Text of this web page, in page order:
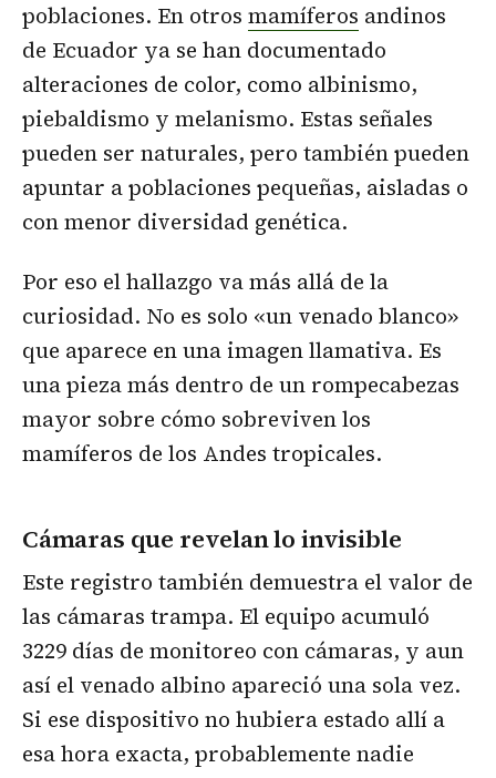
poblaciones. En otros mamíferos andinos
de Ecuador ya se han documentado
alteraciones de color, como albinismo,
piebaldismo y melanismo. Estas señales
pueden ser naturales, pero también pueden
apuntar a poblaciones pequeñas, aisladas o
con menor diversidad genética.
Por eso el hallazgo va más allá de la
curiosidad. No es solo «un venado blanco»
que aparece en una imagen llamativa. Es
una pieza más dentro de un rompecabezas
mayor sobre cómo sobreviven los
mamíferos de los Andes tropicales.
Cámaras que revelan lo invisible
Este registro también demuestra el valor de
las cámaras trampa. El equipo acumuló
3229 días de monitoreo con cámaras, y aun
así el venado albino apareció una sola vez.
Si ese dispositivo no hubiera estado allí a
esa hora exacta, probablemente nadie